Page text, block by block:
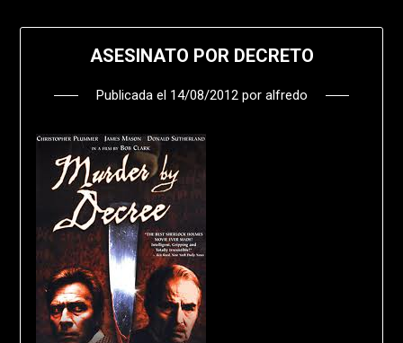
ASESINATO POR DECRETO
Publicada el 14/08/2012por alfredo